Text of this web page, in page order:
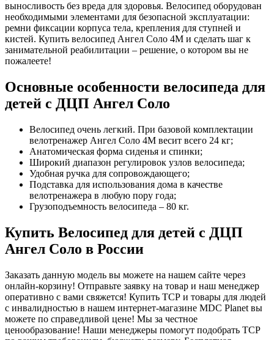
выносливость без вреда для здоровья. Велосипед оборудован
необходимыми элементами для безопасной эксплуатации:
ремни фиксации корпуса тела, крепления для ступней и
кистей. Купить велосипед Ангел Соло 4М и сделать шаг к
занимательной реабилитации – решение, о котором вы не
пожалеете!
Основные особенности велосипеда для
детей с ДЦП Ангел Соло
Велосипед очень легкий. При базовой комплектации
велотренажер Ангел Соло 4М весит всего 24 кг;
Анатомическая форма сиденья и спинки;
Широкий диапазон регулировок узлов велосипеда;
Удобная ручка для сопровождающего;
Подставка для использования дома в качестве
велотренажера в любую пору года;
Грузоподъемность велосипеда – 80 кг.
Купить Велосипед для детей с ДЦП
Ангел Соло в России
Заказать данную модель вы можете на нашем сайте через
онлайн-корзину! Отправьте заявку на товар и наш менеджер
оперативно с вами свяжется! Купить ТСР и товары для людей
с инвалидностью в нашем интернет-магазине MDC Planet вы
можете по справедливой цене! Мы за честное
ценообразование! Наши менеджеры помогут подобрать ТСР